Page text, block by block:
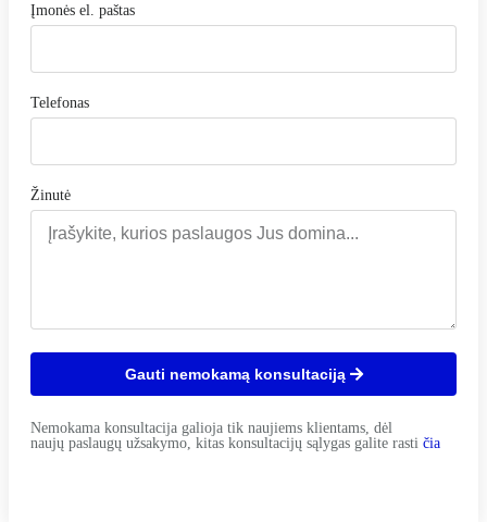
Įmonės el. paštas
Telefonas
Žinutė
Gauti nemokamą konsultaciją
Nemokama konsultacija galioja tik naujiems klientams, dėl
naujų paslaugų užsakymo, kitas konsultacijų sąlygas galite rasti čia